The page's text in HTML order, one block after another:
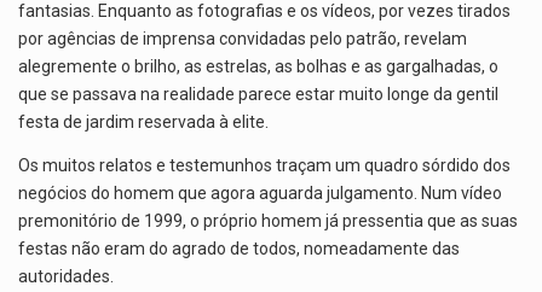
fantasias. Enquanto as fotografias e os vídeos, por vezes tirados
por agências de imprensa convidadas pelo patrão, revelam
alegremente o brilho, as estrelas, as bolhas e as gargalhadas, o
que se passava na realidade parece estar muito longe da gentil
festa de jardim reservada à elite.
Os muitos relatos e testemunhos traçam um quadro sórdido dos
negócios do homem que agora aguarda julgamento. Num vídeo
premonitório de 1999, o próprio homem já pressentia que as suas
festas não eram do agrado de todos, nomeadamente das
autoridades.